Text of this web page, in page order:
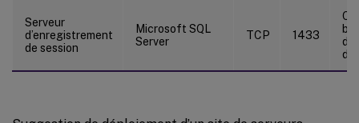
Serveur
d’enregistrement
de session
Microsoft SQL
Server
TCP 1433
de